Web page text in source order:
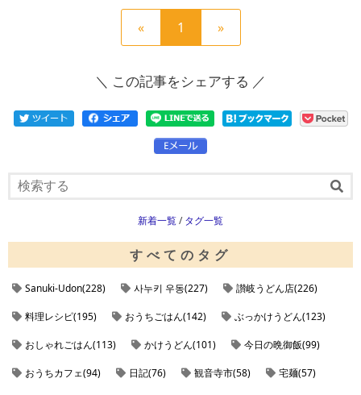
«前
の
ー
へ
1
在
ペ
ジ
»次
の
ー
へ
＼ この記事をシェアする ／
新着一覧/タグ一覧
すべてのタグ
Sanuki-Udon(228) 사누키 우동(227) 讃岐うどん店(226)
料理レシピ(195) おうちごはん(142) ぶっかけうどん(123)
おしゃれごはん(113) かけうどん(101) 今日の晩御飯(99)
おうちカフェ(94) 日記(76) 観音寺市(58) 宅麺(57)